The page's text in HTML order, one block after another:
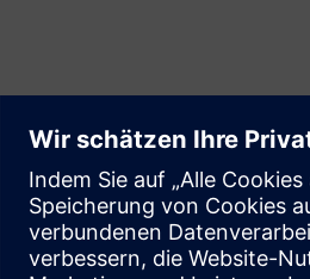
Antrag
Build
Erweitert oder baut
Produkt/Lösung auf,